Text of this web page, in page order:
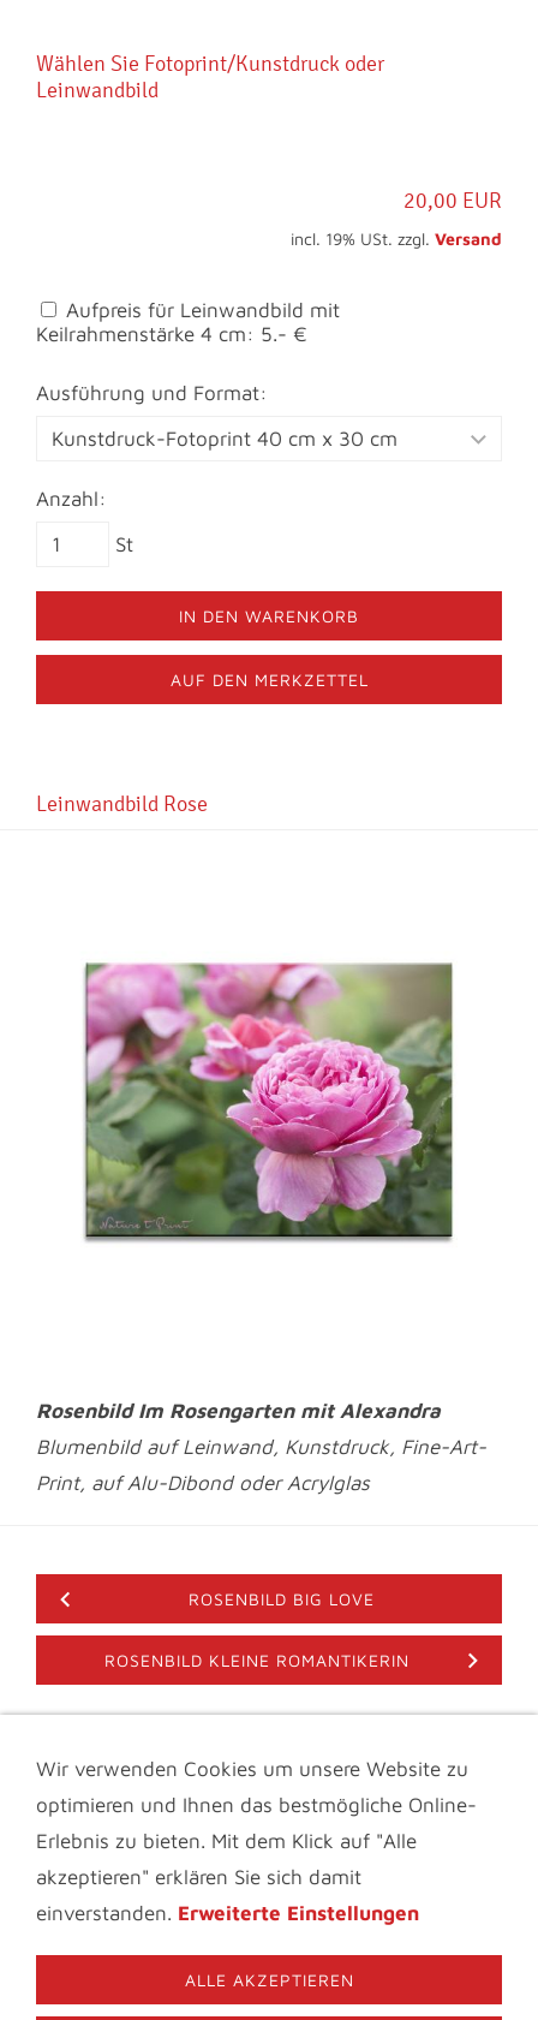
Wählen Sie Fotoprint/Kunstdruck oder
Leinwandbild
20,00 EUR
incl. 19% USt. zzgl. Versand
Aufpreis für Leinwandbild mit
Keilrahmenstärke 4 cm: 5.- €
Ausführung und Format:
Anzahl:
St
IN DEN WARENKORB
AUF DEN MERKZETTEL
Leinwandbild Rose
Rosenbild Im Rosengarten mit Alexandra
Blumenbild auf Leinwand, Kunstdruck, Fine-Art-
Print, auf Alu-Dibond oder Acrylglas
ROSENBILD BIG LOVE
ROSENBILD KLEINE ROMANTIKERIN
INFOTHEK
BLOGS FÜR BLUMENFREUNDE
VIDEOS
AGB
MATERIALBESCHREIBUNG
COOKIES
Sie das Urheberrecht und verwenden Sie die Texte und
schriftliche Genehmigung.
09126-287131
Wir verwenden Cookies um unsere Website zu
optimieren und Ihnen das bestmögliche Online-
Erlebnis zu bieten. Mit dem Klick auf "Alle
akzeptieren" erklären Sie sich damit
einverstanden. Erweiterte Einstellungen
ALLE AKZEPTIEREN